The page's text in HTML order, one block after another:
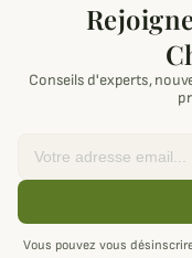
Conseils d'experts,
Vous pouvez vous